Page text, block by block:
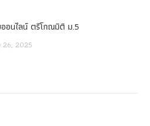
ออนไลน์ ตรีโกณมิติ ม.5
26, 2025